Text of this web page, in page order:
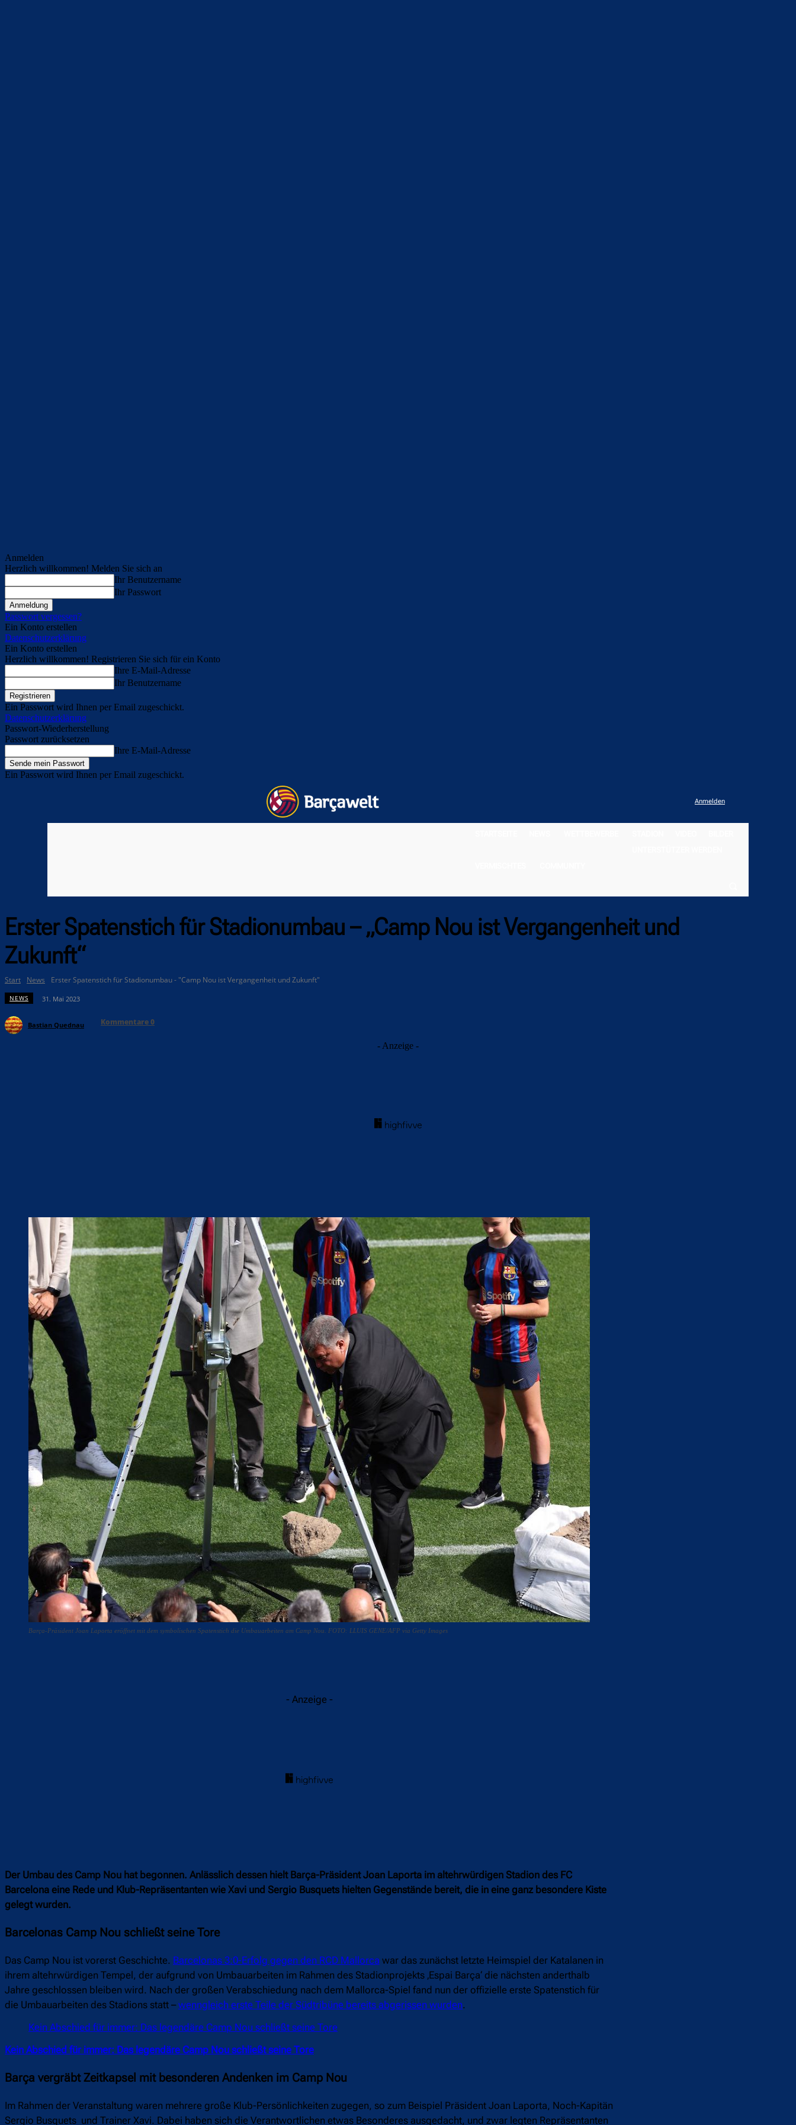
Anmelden
Herzlich willkommen! Melden Sie sich an
Ihr Benutzername
Ihr Passwort
Passwort vergessen?
Ein Konto erstellen
Datenschutzerklärung
Ein Konto erstellen
Herzlich willkommen! Registrieren Sie sich für ein Konto
Ihre E-Mail-Adresse
Ihr Benutzername
Ein Passwort wird Ihnen per Email zugeschickt.
Datenschutzerklärung
Passwort-Wiederherstellung
Passwort zurücksetzen
Ihre E-Mail-Adresse
Ein Passwort wird Ihnen per Email zugeschickt.
Anmelden
Erster Spatenstich für Stadionumbau – „Camp Nou ist Vergangenheit und
Zukunft“
Start News Erster Spatenstich für Stadionumbau - "Camp Nou ist Vergangenheit und Zukunft"
NEWS 31. Mai 2023
Bastian Quednau Kommentare0
- Anzeige -
Barça-Präsident Joan Laporta eröffnet mit dem symbolischen Spatenstich die Umbauarbeiten am Camp Nou. FOTO: LLUIS GENE/AFP via Getty Images
- Anzeige -
Der Umbau des Camp Nou hat begonnen. Anlässlich dessen hielt Barça-Präsident Joan Laporta im altehrwürdigen Stadion des FC
Barcelona eine Rede und Klub-Repräsentanten wie Xavi und Sergio Busquets hielten Gegenstände bereit, die in eine ganz besondere Kiste
gelegt wurden.
Barcelonas Camp Nou schließt seine Tore
Das Camp Nou ist vorerst Geschichte. Barcelonas 3:0-Erfolg gegen den RCD Mallorca war das zunächst letzte Heimspiel der Katalanen in
ihrem altehrwürdigen Tempel, der aufgrund von Umbauarbeiten im Rahmen des Stadionprojekts ‚Espai Barça‘ die nächsten anderthalb
Jahre geschlossen bleiben wird. Nach der großen Verabschiedung nach dem Mallorca-Spiel fand nun der offizielle erste Spatenstich für
die Umbauarbeiten des Stadions statt –wenngleich erste Teile der Südtribüne bereits abgerissen wurden.
Kein Abschied für immer: Das legendäre Camp Nou schließt seine Tore
Kein Abschied für immer: Das legendäre Camp Nou schließt seine Tore
Barça vergräbt Zeitkapsel mit besonderen Andenken im Camp Nou
Im Rahmen der Veranstaltung waren mehrere große Klub-Persönlichkeiten zugegen, so zum Beispiel Präsident Joan Laporta, Noch-Kapitän
Sergio Busquets und Trainer Xavi. Dabei haben sich die Verantwortlichen etwas Besonderes ausgedacht, und zwar legten Repräsentanten